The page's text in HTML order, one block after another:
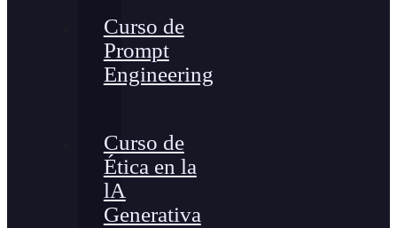
Curso de
Prompt
Engineering
Curso de
Ética en la
lA
Generativa